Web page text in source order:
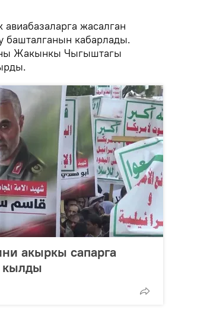
жасалган
башталганын кабарлады.
Жакынкы Чыгыштагы
акыркы сапарга
кылды